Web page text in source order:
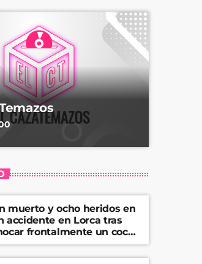
muerto y ocho heridos en
accidente en Lorca tras
frontalmente un coche
furgoneta